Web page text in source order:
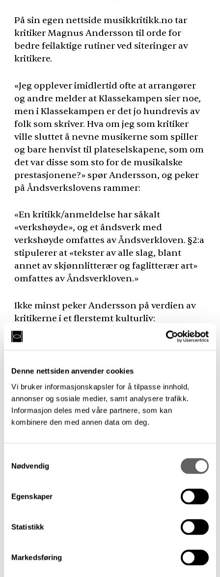
Denne nettsiden anvender cookies
Vi bruker informasjonskapsler for å tilpasse innhold,
annonser og sosiale medier, samt analysere trafikk.
Informasjon deles med våre partnere, som kan
kombinere den med annen data om deg.
Nødvendig
Egenskaper
Statistikk
Markedsføring
På sin egen nettside musikkritikk.no tar
kritiker Magnus Andersson til orde for
bedre feilaktige rutiner ved siteringer av
kritikere.
«Jeg opplever imidlertid ofte at arrangører
og andre melder at Klassekampen sier noe,
men i Klassekampen er det jo hundrevis av
folk som skriver. Hva om jeg som kritiker
ville sluttet å nevne musikerne som spiller
og bare henvist til plateselskapene, som om
det var disse som sto for de musikalske
prestasjonene?» spør Andersson, og peker
på Åndsverkslovens rammer:
«En kritikk/anmeldelse har såkalt
«verkshøyde», og et åndsverk med
verkshøyde omfattes av Åndsverkloven. §2:a
stipulerer at «tekster av alle slag, blant
annet av skjønnlitterær og faglitterær art»
omfattes av Åndsverkloven.»
Ikke minst peker Andersson på verdien av
kritikerne i et flerstemt kulturliv:
«Respekt for kritikere kommer hele
en respekt for kritikerens håndverk, som
anerkjenner vår rolle, kan føre til mer
kritikk. Dette betyr mer oppmerksomhet for
musikerne og ikke minst at vi legger
grunnlag for en samtale om musikk som
fremtidige musikkforskere.»
Anderssons tekst kan leses i sin helhether.
Siste artikler